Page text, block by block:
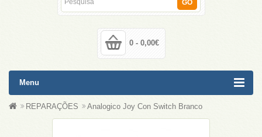
GO
0 - 0,00€
Menu
REPARAÇÕES Analogico Joy Con Switch Branco